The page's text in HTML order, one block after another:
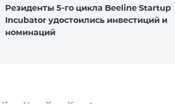
Резиденты 5-го цикла Beeline Startup
Incubator удостоились инвестиций и
номинаций